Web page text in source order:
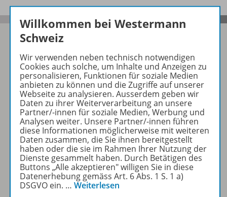
Folgen Sie uns auf Social Media
Schubi:
WSS:
Willkommen bei Westermann
Schweiz
Wir verwenden neben technisch notwendigen
Cookies auch solche, um Inhalte und Anzeigen zu
personalisieren, Funktionen für soziale Medien
anbieten zu können und die Zugriffe auf unserer
Webseite zu analysieren. Ausserdem geben wir
Daten zu ihrer Weiterverarbeitung an unsere
Partner/-innen für soziale Medien, Werbung und
Analysen weiter. Unsere Partner/-innen führen
diese Informationen möglicherweise mit weiteren
Daten zusammen, die Sie ihnen bereitgestellt
haben oder die sie im Rahmen Ihrer Nutzung der
Dienste gesammelt haben. Durch Betätigen des
Buttons „Alle akzeptieren" willigen Sie in diese
Datenerhebung gemäss Art. 6 Abs. 1 S. 1 a)
DSGVO ein. … Weiterlesen